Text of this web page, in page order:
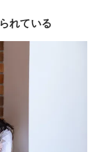
れている